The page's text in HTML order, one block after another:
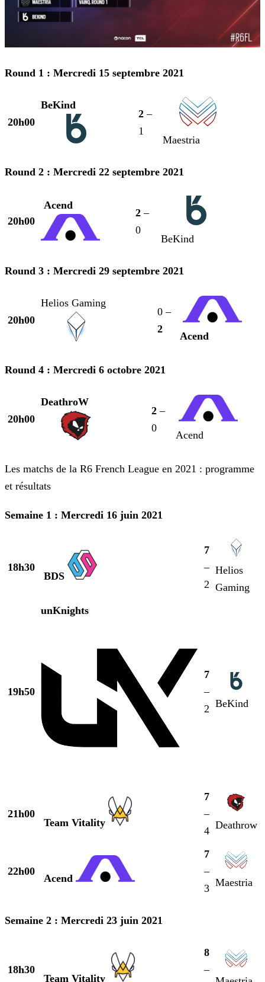
Round 1 : Mercredi 15 septembre 2021
20h00
BeKind
2 –
1
Maestria
Round 2 : Mercredi 22 septembre 2021
20h00
Acend
2 –
0
BeKind
Round 3 : Mercredi 29 septembre 2021
20h00
Helios Gaming
0 –
2
Acend
Round 4 : Mercredi 6 octobre 2021
20h00
DeathroW
2 –
0
Acend
Les matchs de la R6 French League en 2021 : programme
et résultats
Semaine 1 : Mercredi 16 juin 2021
18h30
BDS
7
–
2
Helios
Gaming
19h50
unKnights
7
–
2 BeKind
21h00
Team Vitality
7
–
4
Deathrow
22h00
Acend
7
–
3
Maestria
Semaine 2 : Mercredi 23 juin 2021
18h30
Team Vitality
8
–